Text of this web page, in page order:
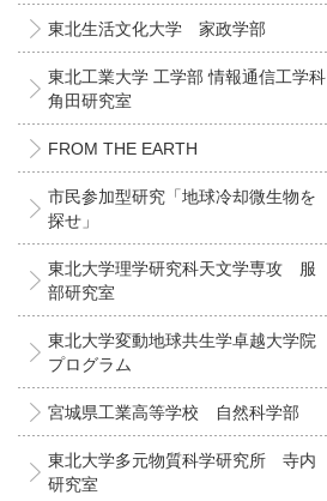
東北生活文化大学 家政学部
東北工業大学 工学部 情報通信工学科
角田研究室
FROM THE EARTH
市民参加型研究「地球冷却微生物を
探せ」
東北大学理学研究科天文学専攻 服
部研究室
東北大学変動地球共生学卓越大学院
プログラム
宮城県工業高等学校 自然科学部
東北大学多元物質科学研究所 寺内
研究室